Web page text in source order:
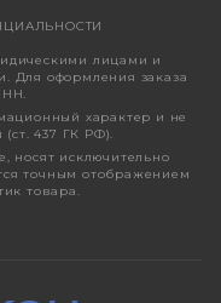
лицами и
Для оформления заказа
характер и не
437 ГК РФ).
носят исключительно
точным отображением
товара.